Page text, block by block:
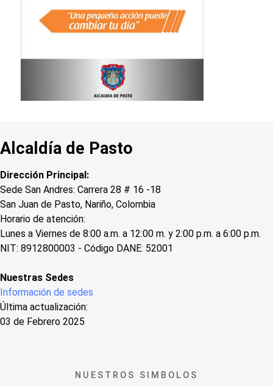
Alcaldía de Pasto
Dirección Principal:
Sede San Andres: Carrera 28 # 16 -18
San Juan de Pasto, Nariño, Colombia
Horario de atención:
Lunes a Viernes de 8:00 a.m. a 12:00 m. y 2:00 p.m. a 6:00 p.m.
NIT: 8912800003 - Código DANE: 52001
Nuestras Sedes
Información de sedes
Última actualización:
03 de Febrero 2025
NUESTROS SIMBOLOS